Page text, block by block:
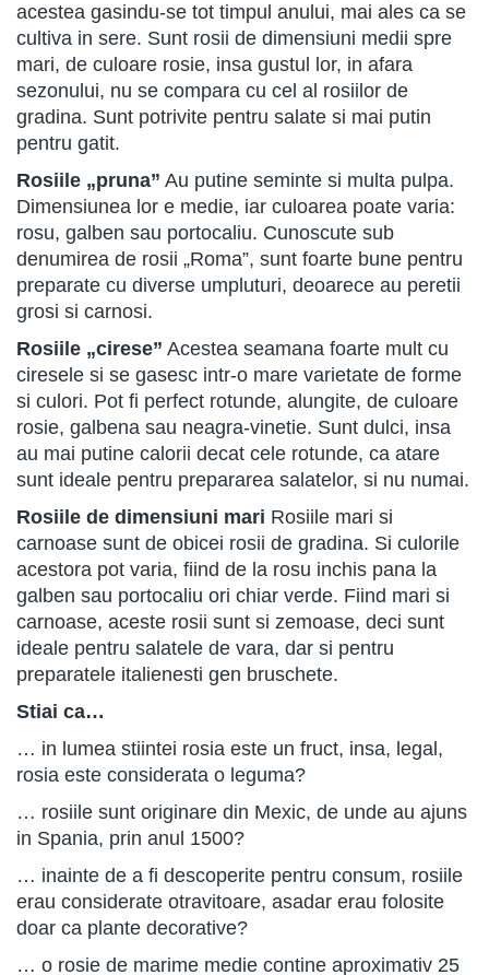
acestea gasindu-se tot timpul anului, mai ales ca se
cultiva in sere. Sunt rosii de dimensiuni medii spre
mari, de culoare rosie, insa gustul lor, in afara
sezonului, nu se compara cu cel al rosiilor de
gradina. Sunt potrivite pentru salate si mai putin
pentru gatit.
Rosiile „pruna” Au putine seminte si multa pulpa.
Dimensiunea lor e medie, iar culoarea poate varia:
rosu, galben sau portocaliu. Cunoscute sub
denumirea de rosii „Roma”, sunt foarte bune pentru
preparate cu diverse umpluturi, deoarece au peretii
grosi si carnosi.
Rosiile „cirese” Acestea seamana foarte mult cu
ciresele si se gasesc intr-o mare varietate de forme
si culori. Pot fi perfect rotunde, alungite, de culoare
rosie, galbena sau neagra-vinetie. Sunt dulci, insa
au mai putine calorii decat cele rotunde, ca atare
sunt ideale pentru prepararea salatelor, si nu numai.
Rosiile de dimensiuni mari Rosiile mari si
carnoase sunt de obicei rosii de gradina. Si culorile
acestora pot varia, fiind de la rosu inchis pana la
galben sau portocaliu ori chiar verde. Fiind mari si
carnoase, aceste rosii sunt si zemoase, deci sunt
ideale pentru salatele de vara, dar si pentru
preparatele italienesti gen bruschete.
Stiai ca…
… in lumea stiintei rosia este un fruct, insa, legal,
rosia este considerata o leguma?
… rosiile sunt originare din Mexic, de unde au ajuns
in Spania, prin anul 1500?
… inainte de a fi descoperite pentru consum, rosiile
erau considerate otravitoare, asadar erau folosite
doar ca plante decorative?
… o rosie de marime medie contine aproximativ 25